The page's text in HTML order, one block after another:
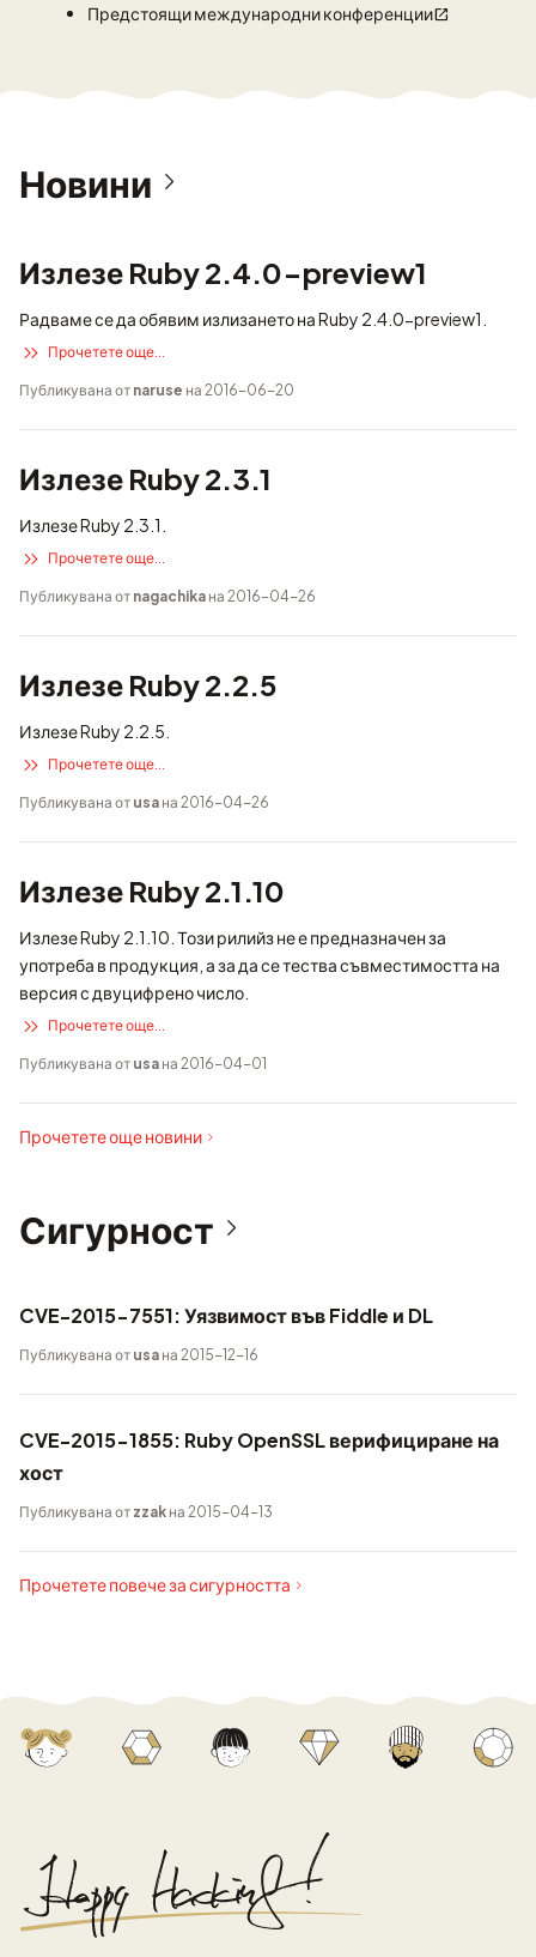
Предстоящи международни конференции
Новини
Излезе Ruby 2.4.0-preview1
Радваме се да обявим излизането на Ruby 2.4.0-preview1.
Прочетете още...
Публикувана от naruse на 2016-06-20
Излезе Ruby 2.3.1
Излезе Ruby 2.3.1.
Прочетете още...
Публикувана от nagachika на 2016-04-26
Излезе Ruby 2.2.5
Излезе Ruby 2.2.5.
Прочетете още...
Публикувана от usa на 2016-04-26
Излезе Ruby 2.1.10
Излезе Ruby 2.1.10. Този рилийз не е предназначен за
употреба в продукция, а за да се тества съвместимостта на
версия с двуцифрено число.
Прочетете още...
Публикувана от usa на 2016-04-01
Прочетете още новини
Сигурност
CVE-2015-7551: Уязвимост във Fiddle и DL
Публикувана от usa на 2015-12-16
CVE-2015-1855: Ruby OpenSSL верифициране на
хост
Публикувана от zzak на 2015-04-13
Прочетете повече за сигурността